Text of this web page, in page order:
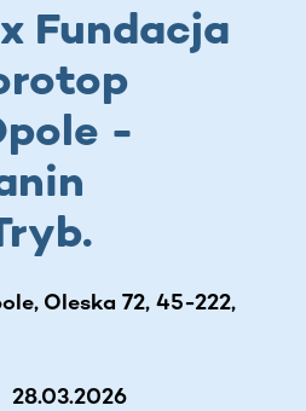
Fundacja
-
Oleska 72, 45-222,
28.03.2026